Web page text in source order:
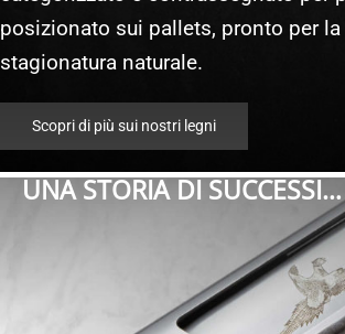
posizionato sui pallets, pronto per
stagionatura naturale.
Scopri di più sui nostri legni
UNA STORIA DI SUCCESSI…